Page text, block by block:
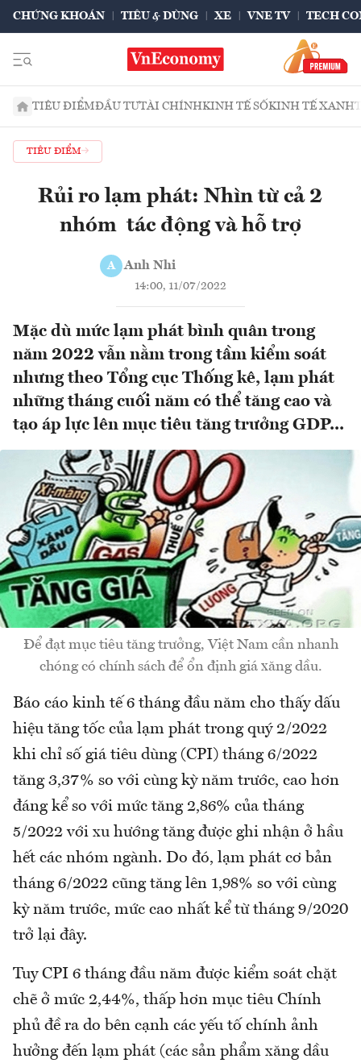
CHỨNG KHOÁN TIÊU & DÙNG XE VNE TV TECH
TIÊU ĐIỂMĐẦU TƯTÀI CHÍNHKINH TẾ SỐKINH TẾ XANH
TIÊU ĐIỂM
Rủi ro lạm phát: Nhìn từ cả 2
nhóm tác động và hỗ trợ
A Anh Nhi
14:00, 11/07/2022
Mặc dù mức lạm phát bình quân trong
năm 2022 vẫn nằm trong tầm kiểm soát
nhưng theo Tổng cục Thống kê, lạm phát
những tháng cuối năm có thể tăng cao và
tạo áp lực lên mục tiêu tăng trưởng GDP...
Để đạt mục tiêu tăng trưởng, Việt Nam cần nhanh
chóng có chính sách để ổn định giá xăng dầu.
Báo cáo kinh tế 6 tháng đầu năm cho thấy dấu
hiệu tăng tốc của lạm phát trong quý 2/2022
khi chỉ số giá tiêu dùng (CPI) tháng 6/2022
tăng 3,37% so với cùng kỳ năm trước, cao hơn
đáng kể so với mức tăng 2,86% của tháng
5/2022 với xu hướng tăng được ghi nhận ở hầu
hết các nhóm ngành. Do đó, lạm phát cơ bản
tháng 6/2022 cũng tăng lên 1,98% so với cùng
kỳ năm trước, mức cao nhất kể từ tháng 9/2020
trở lại đây.
Tuy CPI 6 tháng đầu năm được kiểm soát chặt
chẽ ở mức 2,44%, thấp hơn mục tiêu Chính
phủ đề ra do bên cạnh các yếu tố chính ảnh
hưởng đến lạm phát (các sản phẩm xăng dầu